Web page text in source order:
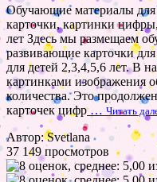
Обучающие материалы для
карточки, картинки
лет Здесь мы размещаем
развивающие карточки
для детей 2,3,4,5,6 лет. В
картинками изображения
количества. Это
карточек цифр… Читать
Автор: Svetlana
37 149 просмотров